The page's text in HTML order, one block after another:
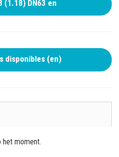
(1.18) DN63 en
disponibles (en)
het moment.